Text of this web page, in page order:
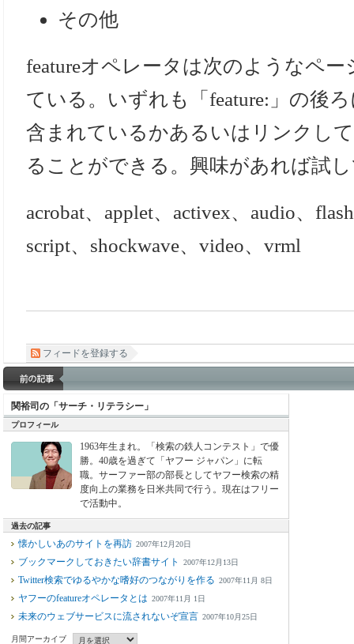
その他
featureオペレータは次のようなペ
ている。いずれも「feature:」の後
含まれているかあるいはリンクし
ることができる。興味があれば試
acrobat、applet、activex、audio、
script、shockwave、video、vrml
フィードを登録する
関裕司の「サーチ・リテラシー」
プロフィール
1963年生まれ。「検索の鉄人コンテスト」で優
勝。40歳を過ぎて「ヤフー ジャパン」に転
職。サーファー部の部長としてヤフー検索の精
度向上の業務を日米共同で行う。現在はフリー
で活動中。
過去の記事
懐かしいあのサイトを再訪 2007年12月20日
ブックマークしておきたい辞書サイト 2007年12月13日
Twitter検索でゆるやかな嗜好のつながりを作る 2007年11月 8日
ヤフーのfeatureオペレータとは 2007年11月 1日
未来のウェブサービスに流されないぞ宣言 2007年10月25日
月間アーカイブ